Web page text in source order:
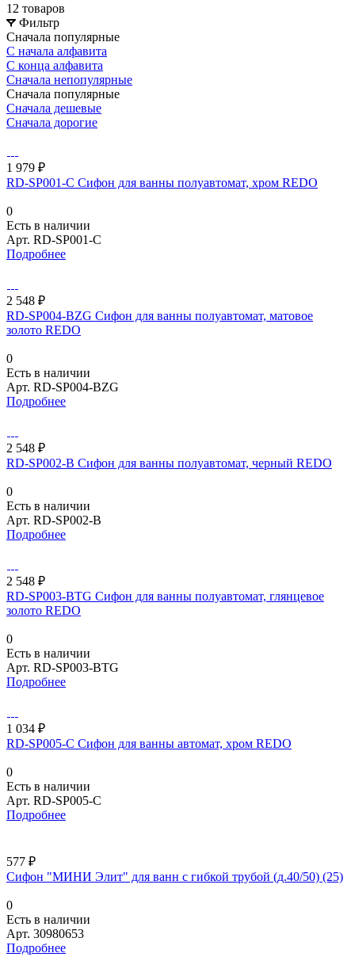
12 товаров
Фильтр
Сначала популярные
С начала алфавита
С конца алфавита
Сначала непопулярные
Сначала популярные
Сначала дешевые
Сначала дорогие
1 979 ₽
RD-SP001-C Сифон для ванны полуавтомат, хром REDO
0
Есть в наличии
Арт. RD-SP001-C
Подробнее
2 548 ₽
RD-SP004-BZG Сифон для ванны полуавтомат, матовое
золото REDO
0
Есть в наличии
Арт. RD-SP004-BZG
Подробнее
2 548 ₽
RD-SP002-B Сифон для ванны полуавтомат, черный REDO
0
Есть в наличии
Арт. RD-SP002-B
Подробнее
2 548 ₽
RD-SP003-BTG Сифон для ванны полуавтомат, глянцевое
золото REDO
0
Есть в наличии
Арт. RD-SP003-BTG
Подробнее
1 034 ₽
RD-SP005-С Сифон для ванны автомат, хром REDO
0
Есть в наличии
Арт. RD-SP005-С
Подробнее
577 ₽
Сифон "МИНИ Элит" для ванн с гибкой трубой (д.40/50) (25)
0
Есть в наличии
Арт. 30980653
Подробнее